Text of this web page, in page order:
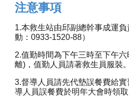
注意事項
1.本救生站由邱副總幹事成運
動：0933-1520-88）
2.值勤時間為下午三時至下午
離)，值勤人員請著救生員服裝。
3.督導人員請先代墊誤餐費給
導人員誤餐費於明年大會時領取